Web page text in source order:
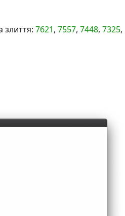
злиття: 7621, 7557, 7448, 7325,